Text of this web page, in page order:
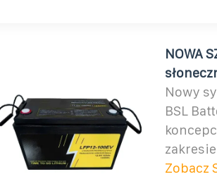
NOWA
Nowy
BSL
Zobacz